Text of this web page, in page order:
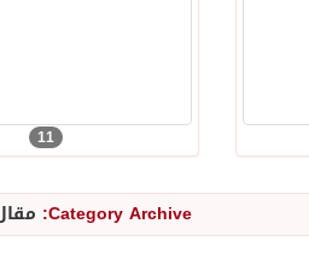
11
Category Archive: